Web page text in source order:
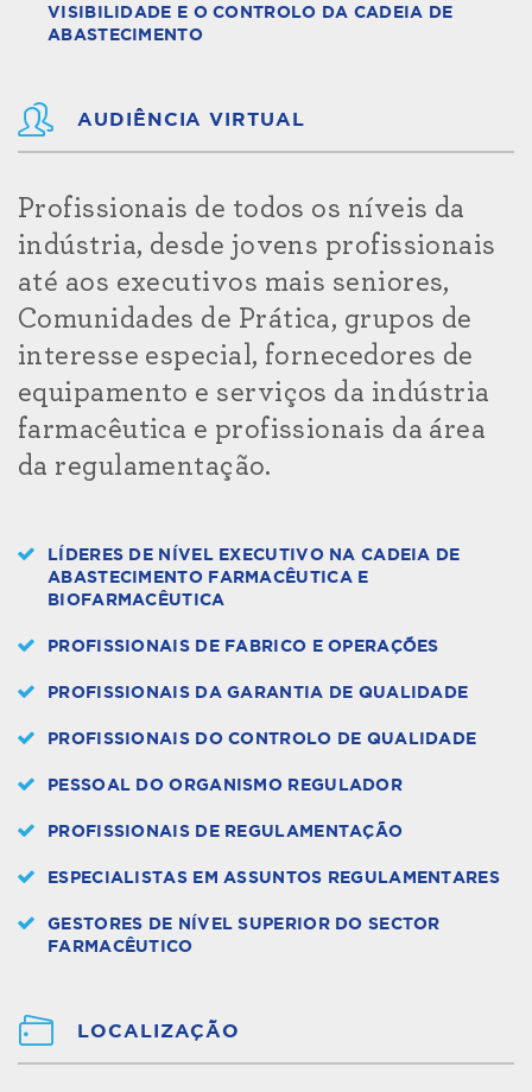
VISIBILIDADE E O CONTROLO DA CADEIA DE
ABASTECIMENTO
AUDIÊNCIA VIRTUAL
Profissionais de todos os níveis da
indústria, desde jovens profissionais
até aos executivos mais seniores,
Comunidades de Prática, grupos de
interesse especial, fornecedores de
equipamento e serviços da indústria
farmacêutica e profissionais da área
da regulamentação.
LÍDERES DE NÍVEL EXECUTIVO NA CADEIA DE
ABASTECIMENTO FARMACÊUTICA E
BIOFARMACÊUTICA
PROFISSIONAIS DE FABRICO E OPERAÇÕES
PROFISSIONAIS DA GARANTIA DE QUALIDADE
PROFISSIONAIS DO CONTROLO DE QUALIDADE
PESSOAL DO ORGANISMO REGULADOR
PROFISSIONAIS DE REGULAMENTAÇÃO
ESPECIALISTAS EM ASSUNTOS REGULAMENTARES
GESTORES DE NÍVEL SUPERIOR DO SECTOR
FARMACÊUTICO
LOCALIZAÇÃO